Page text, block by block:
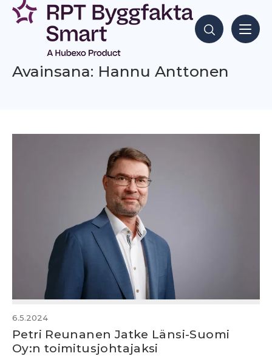
Siirry
sisältöön
Hae sisältöjä
Avainsana: Hannu Anttonen
6.5.2024
Petri Reunanen Jatke Länsi-Suomi
Oy:n toimitusjohtajaksi